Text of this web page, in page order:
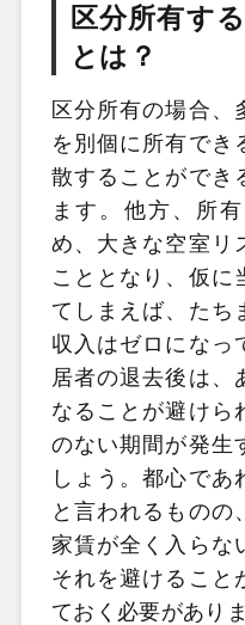
区分所有す
とは？
区分所有の場合、
を別個に所有でき
散することができ
ます。他方、所
め、大きな空室リ
こととなり、仮に
てしまえば、たち
収入はゼロになっ
居者の退去後は、
なることが避けら
のない期間が発生
しょう。都心であ
と言われるものの
家賃が全く入らな
それを避けること
ておく必要がありま